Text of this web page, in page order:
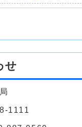
せ
1111